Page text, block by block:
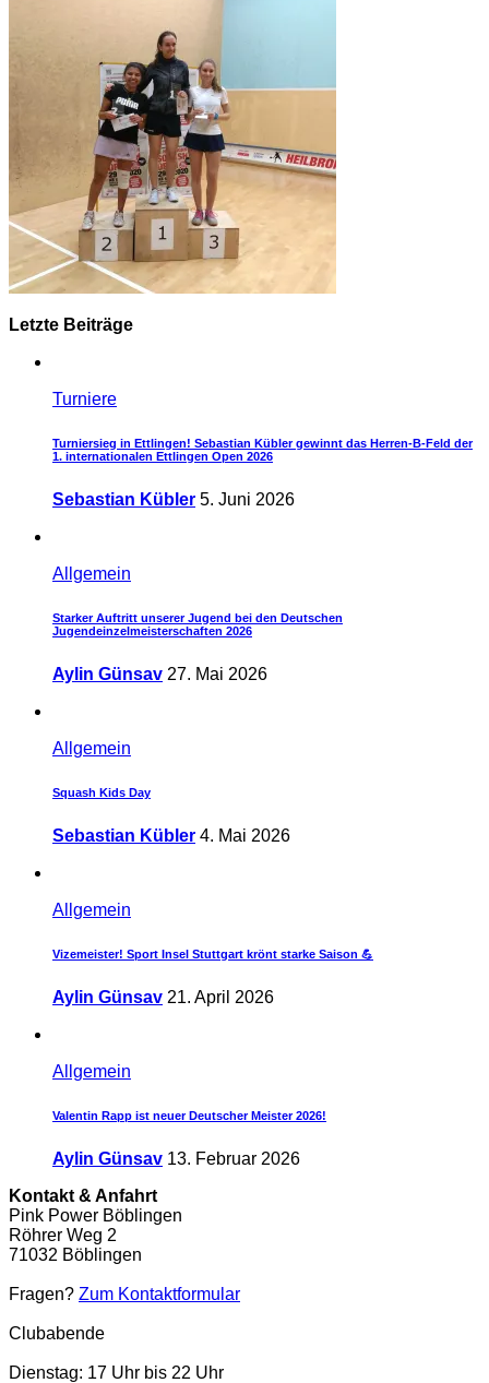
Letzte Beiträge
Turniere
Turniersieg in Ettlingen! Sebastian Kübler gewinnt das Herren-B-Feld der
1. internationalen Ettlingen Open 2026
Sebastian Kübler 5. Juni 2026
Allgemein
Starker Auftritt unserer Jugend bei den Deutschen
Jugendeinzelmeisterschaften 2026
Aylin Günsav 27. Mai 2026
Allgemein
Squash Kids Day
Sebastian Kübler 4. Mai 2026
Allgemein
Vizemeister! Sport Insel Stuttgart krönt starke Saison 💪
Aylin Günsav 21. April 2026
Allgemein
Valentin Rapp ist neuer Deutscher Meister 2026!
Aylin Günsav 13. Februar 2026
Kontakt & Anfahrt
Pink Power Böblingen
Röhrer Weg 2
71032 Böblingen
Fragen? Zum Kontaktformular
Clubabende
Dienstag: 17 Uhr bis 22 Uhr